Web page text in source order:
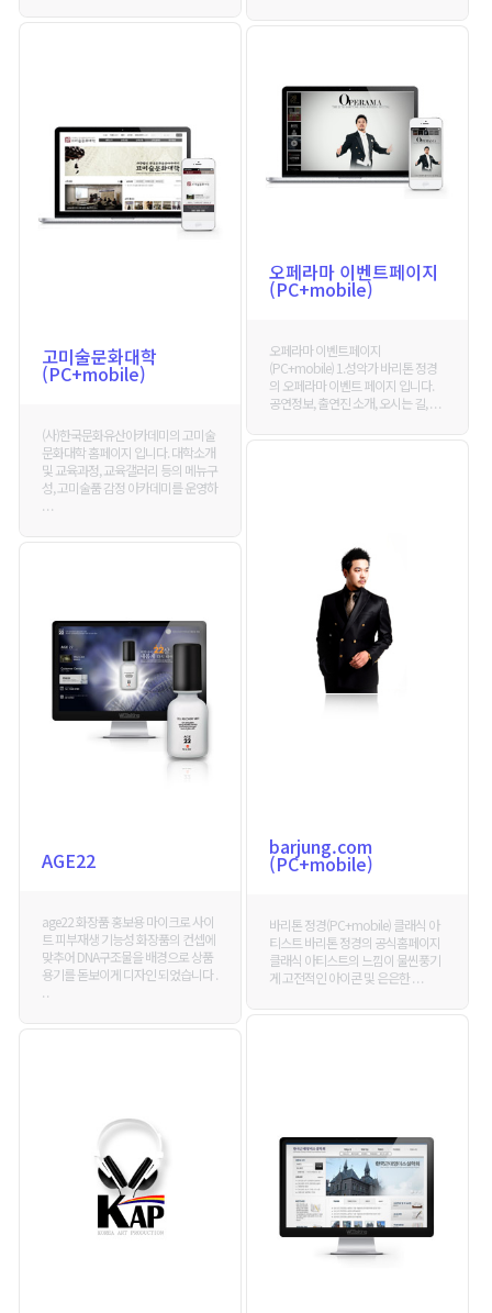
고미술문화대학
(PC+mobile)
(사)한국문화유산아카데미의 고미술
문화대학 홈페이지 입니다. 대학소개
및 교육과정, 교육갤러리 등의 메뉴구
성, 고미술품 감정 아카데미를 운영하
. . .
오페라마 이벤트페이지
(PC+mobile)
오페라마 이벤트페이지
(PC+mobile) 1.성악가 바리톤 정경
의 오페라마 이벤트 페이지 입니다.
공연정보, 출연진 소개, 오시는 길, . . .
barjung.com
(PC+mobile)
바리톤 정경(PC+mobile) 클래식 아
티스트 바리톤 정경의 공식홈페이지
클래식 아티스트의 느낌이 물씬풍기
게 고전적인 아이콘 및 은은한 . . .
AGE22
age22 화장품 홍보용 마이크로 사이
트 피부재생 기능성 화장품의 컨셉에
맞추어 DNA구조물을 배경으로 상품
용기를 돋보이게 디자인 되었습니다 .
. .